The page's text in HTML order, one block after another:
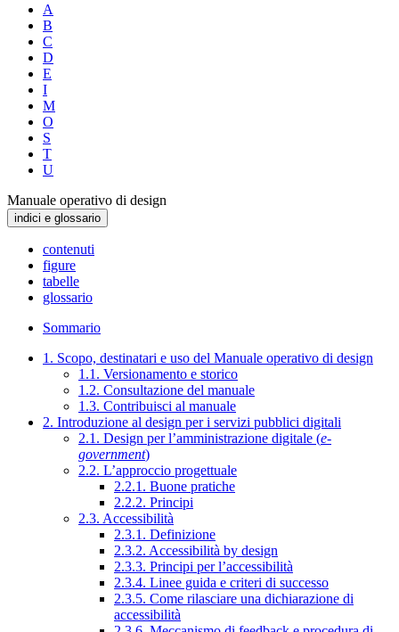
A
B
C
D
E
I
M
O
S
T
U
Manuale operativo di design
indici e glossario
contenuti
figure
tabelle
glossario
Sommario
1. Scopo, destinatari e uso del Manuale operativo di design
1.1. Versionamento e storico
1.2. Consultazione del manuale
1.3. Contribuisci al manuale
2. Introduzione al design per i servizi pubblici digitali
2.1. Design per l’amministrazione digitale (e-
government)
2.2. L’approccio progettuale
2.2.1. Buone pratiche
2.2.2. Principi
2.3. Accessibilità
2.3.1. Definizione
2.3.2. Accessibilità by design
2.3.3. Principi per l’accessibilità
2.3.4. Linee guida e criteri di successo
2.3.5. Come rilasciare una dichiarazione di
accessibilità